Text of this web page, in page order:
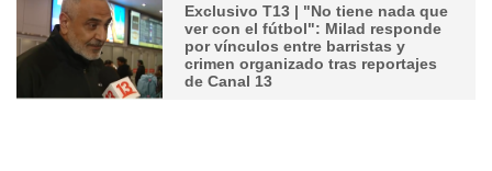
Exclusivo T13 | "No tiene nada que
ver con el fútbol": Milad responde
por vínculos entre barristas y
crimen organizado tras reportajes
de Canal 13